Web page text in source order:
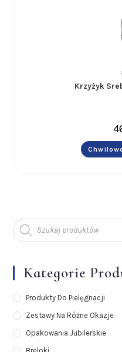
Krzyżyk
Kategorie
Produkty Do Pielęgnacji
Zestawy Na Różne Okazje
Opakowania Jubilerskie